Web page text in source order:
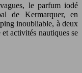
le parfum iodé
de Kermarquer, en
inoubliable, à deux
activités nautiques se